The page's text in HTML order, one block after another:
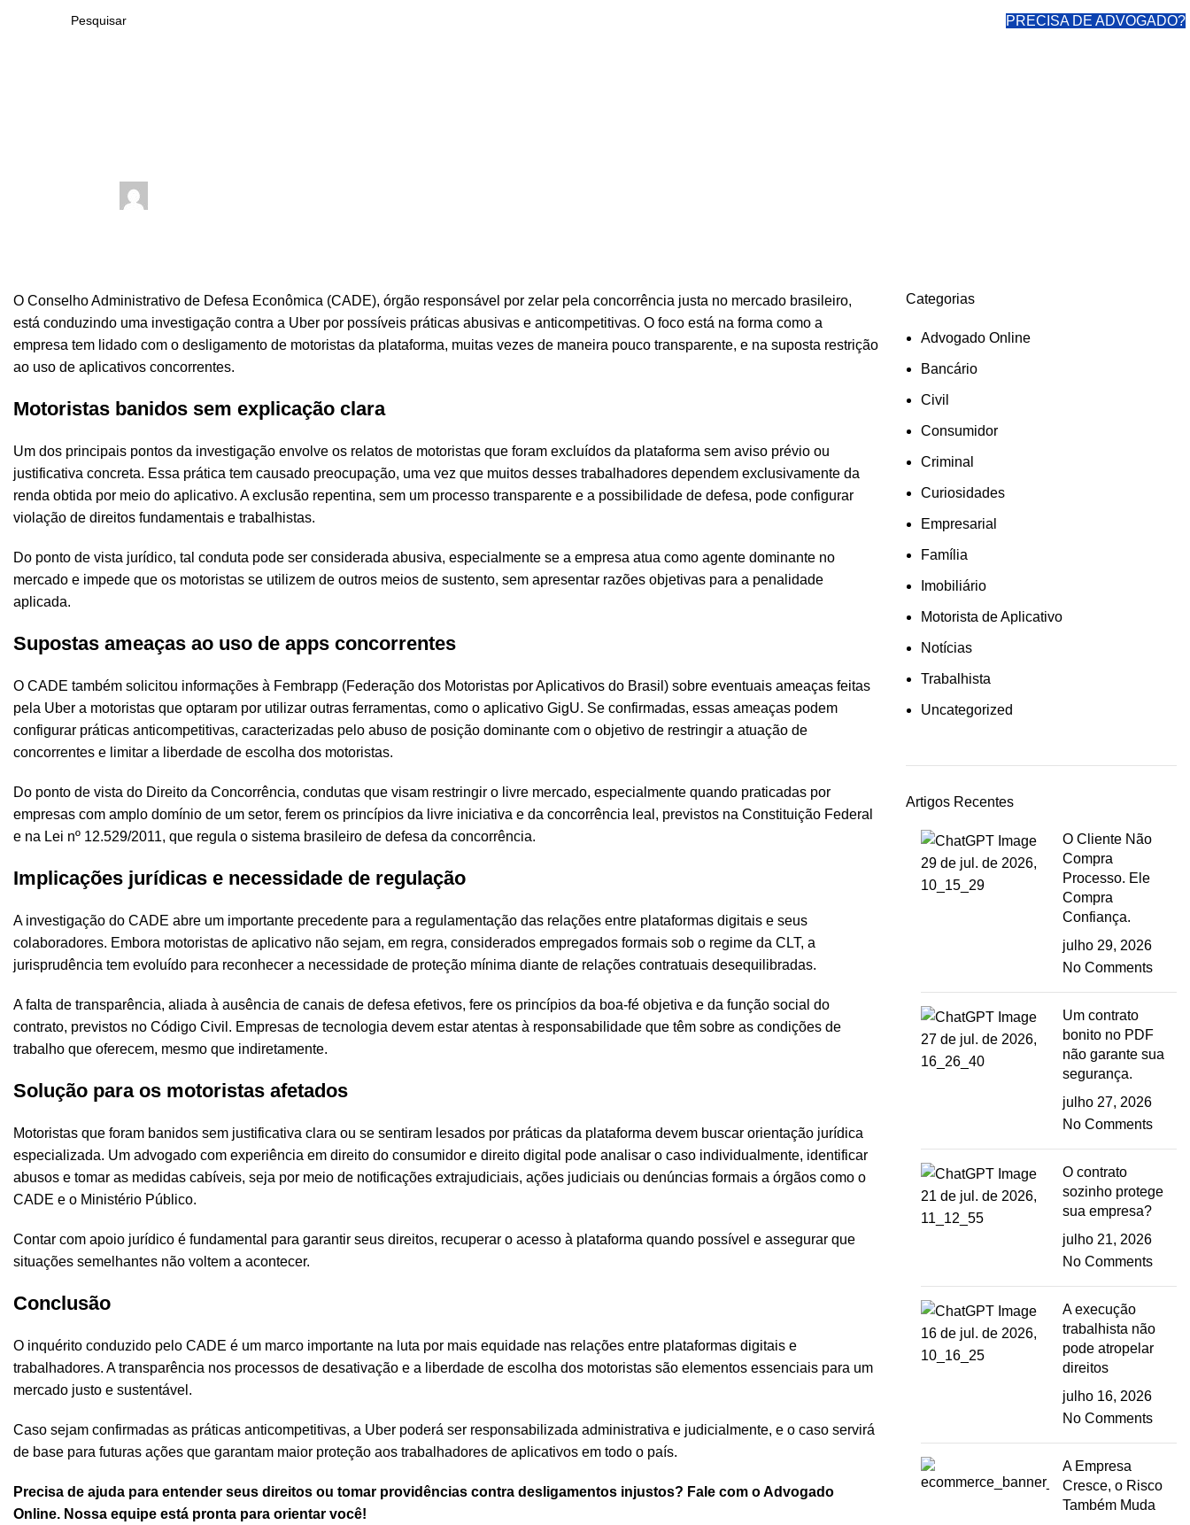
PRECISA DE ADVOGADO?
O Conselho Administrativo de Defesa Econômica (CADE), órgão responsável por zelar pela concorrência justa no mercado brasileiro,
está conduzindo uma investigação contra a Uber por possíveis práticas abusivas e anticompetitivas. O foco está na forma como a
empresa tem lidado com o desligamento de motoristas da plataforma, muitas vezes de maneira pouco transparente, e na suposta restrição
ao uso de aplicativos concorrentes.
Motoristas banidos sem explicação clara
Um dos principais pontos da investigação envolve os relatos de motoristas que foram excluídos da plataforma sem aviso prévio ou
justificativa concreta. Essa prática tem causado preocupação, uma vez que muitos desses trabalhadores dependem exclusivamente da
renda obtida por meio do aplicativo. A exclusão repentina, sem um processo transparente e a possibilidade de defesa, pode configurar
violação de direitos fundamentais e trabalhistas.
Do ponto de vista jurídico, tal conduta pode ser considerada abusiva, especialmente se a empresa atua como agente dominante no
mercado e impede que os motoristas se utilizem de outros meios de sustento, sem apresentar razões objetivas para a penalidade
aplicada.
Supostas ameaças ao uso de apps concorrentes
O CADE também solicitou informações à Fembrapp (Federação dos Motoristas por Aplicativos do Brasil) sobre eventuais ameaças feitas
pela Uber a motoristas que optaram por utilizar outras ferramentas, como o aplicativo GigU. Se confirmadas, essas ameaças podem
configurar práticas anticompetitivas, caracterizadas pelo abuso de posição dominante com o objetivo de restringir a atuação de
concorrentes e limitar a liberdade de escolha dos motoristas.
Do ponto de vista do Direito da Concorrência, condutas que visam restringir o livre mercado, especialmente quando praticadas por
empresas com amplo domínio de um setor, ferem os princípios da livre iniciativa e da concorrência leal, previstos na Constituição Federal
e na Lei nº 12.529/2011, que regula o sistema brasileiro de defesa da concorrência.
Implicações jurídicas e necessidade de regulação
A investigação do CADE abre um importante precedente para a regulamentação das relações entre plataformas digitais e seus
colaboradores. Embora motoristas de aplicativo não sejam, em regra, considerados empregados formais sob o regime da CLT, a
jurisprudência tem evoluído para reconhecer a necessidade de proteção mínima diante de relações contratuais desequilibradas.
A falta de transparência, aliada à ausência de canais de defesa efetivos, fere os princípios da boa-fé objetiva e da função social do
contrato, previstos no Código Civil. Empresas de tecnologia devem estar atentas à responsabilidade que têm sobre as condições de
trabalho que oferecem, mesmo que indiretamente.
Solução para os motoristas afetados
Motoristas que foram banidos sem justificativa clara ou se sentiram lesados por práticas da plataforma devem buscar orientação jurídica
especializada. Um advogado com experiência em direito do consumidor e direito digital pode analisar o caso individualmente, identificar
abusos e tomar as medidas cabíveis, seja por meio de notificações extrajudiciais, ações judiciais ou denúncias formais a órgãos como o
CADE e o Ministério Público.
Contar com apoio jurídico é fundamental para garantir seus direitos, recuperar o acesso à plataforma quando possível e assegurar que
situações semelhantes não voltem a acontecer.
Conclusão
O inquérito conduzido pelo CADE é um marco importante na luta por mais equidade nas relações entre plataformas digitais e
trabalhadores. A transparência nos processos de desativação e a liberdade de escolha dos motoristas são elementos essenciais para um
mercado justo e sustentável.
Caso sejam confirmadas as práticas anticompetitivas, a Uber poderá ser responsabilizada administrativa e judicialmente, e o caso servirá
de base para futuras ações que garantam maior proteção aos trabalhadores de aplicativos em todo o país.
Precisa de ajuda para entender seus direitos ou tomar providências contra desligamentos injustos? Fale com o Advogado
Online. Nossa equipe está pronta para orientar você!
Categorias
Advogado Online
Bancário
Civil
Consumidor
Criminal
Curiosidades
Empresarial
Família
Imobiliário
Motorista de Aplicativo
Notícias
Trabalhista
Uncategorized
Artigos Recentes
O Cliente Não
Compra
Processo. Ele
Compra
Confiança.
julho 29, 2026
No Comments
Um contrato
bonito no PDF
não garante sua
segurança.
julho 27, 2026
No Comments
O contrato
sozinho protege
sua empresa?
julho 21, 2026
No Comments
A execução
trabalhista não
pode atropelar
direitos
julho 16, 2026
No Comments
A Empresa
Cresce, o Risco
Também Muda